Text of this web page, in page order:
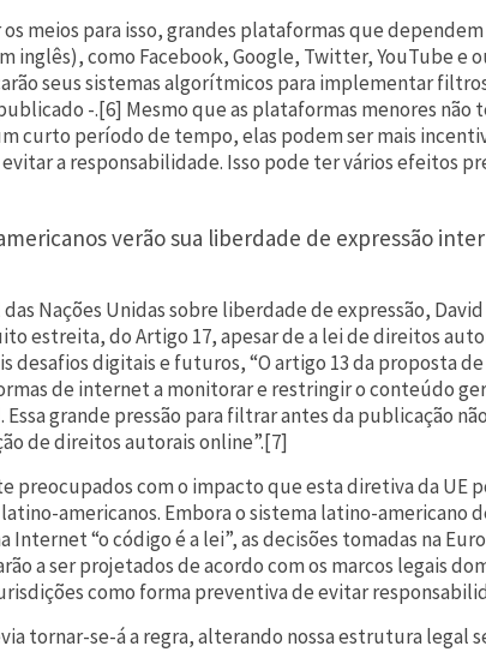
meios para isso, grandes plataformas que
inglês), como Facebook, Google, Twitter, YouTube e
seus sistemas algorítmicos para implementar
-.[6] Mesmo que as plataformas menores não
curto período de tempo, elas podem ser mais
a responsabilidade. Isso pode ter vários efeitos
verão sua liberdade de expressão
Nações Unidas sobre liberdade de expressão,
estreita, do Artigo 17, apesar de a lei de direitos
desafios digitais e futuros, “O artigo 13 da proposta
de internet a monitorar e restringir o conteúdo
grande pressão para filtrar antes da publicação
de direitos autorais online”.[7]
preocupados com o impacto que esta diretiva da UE
americanos. Embora o sistema latino-americano
Internet “o código é a lei”, as decisões tomadas na
a ser projetados de acordo com os marcos legais
como forma preventiva de evitar
tornar-se-á a regra, alterando nossa estrutura legal